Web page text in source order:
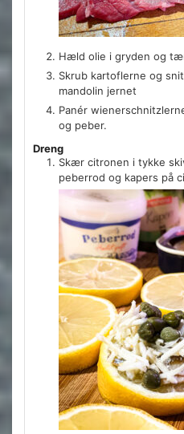
Hæld olie i gryden og
Skrub kartoflerne og
mandolin jernet
Panér
og peber.
Dreng
Skær citronen i tykke
peberrod og kapers på